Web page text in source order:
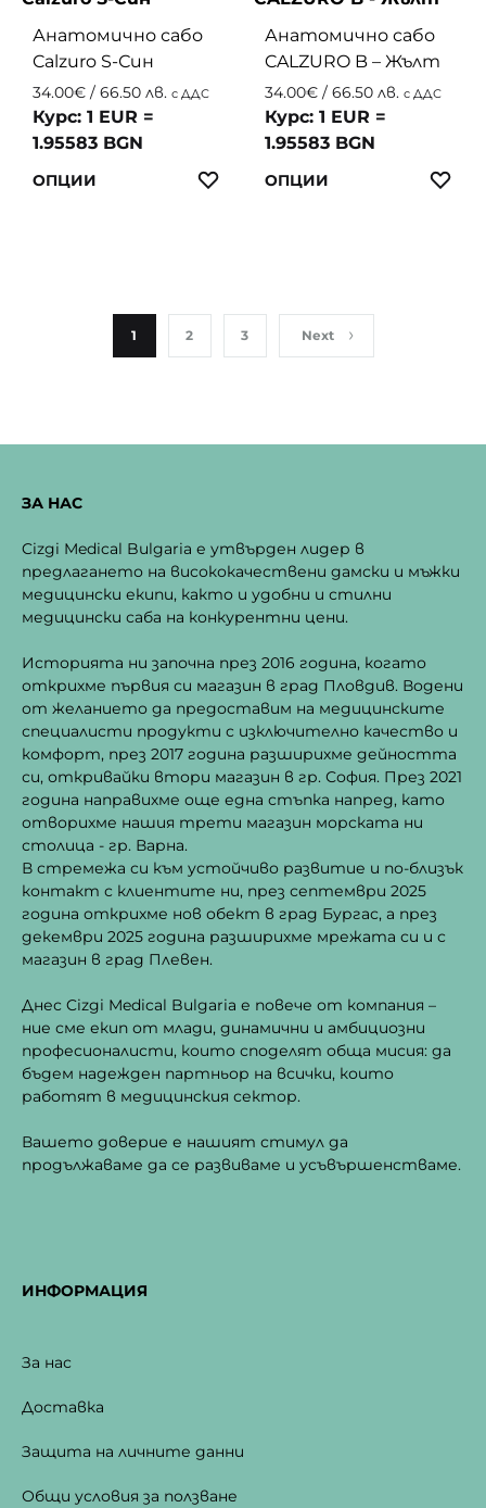
variants.
The
may
on
the
The
may
on
the
Анатомично сабо
Calzuro S-Син
34.00€ / 66.50 лв. с ДДС
Курс: 1 EUR =
1.95583 BGN
ОПЦИИ
This
The
options
may
on
ЛЮБИМИ
Анатомично сабо
CALZURO B – Жълт
34.00€ / 66.50 лв. с ДДС
Курс: 1 EUR =
1.95583 BGN
ОПЦИИ
This
on
1 2 3 Next
ЗА НАС
Cizgi Medical Bulgaria е утвърден лидер в
предлагането на висококачествени дамски и мъжки
медицински екипи, както и удобни и стилни
медицински саба на конкурентни цени.
Историята ни започна през 2016 година, когато
открихме първия си магазин в град Пловдив. Водени
от желанието да предоставим на медицинските
специалисти продукти с изключително качество и
комфорт, през 2017 година разширихме дейността
си, откривайки втори магазин в гр. София. През 2021
година направихме още една стъпка напред, като
отворихме нашия трети магазин морската ни
столица - гр. Варна.
В стремежа си към устойчиво развитие и по-близък
контакт с клиентите ни, през септември 2025
година открихме нов обект в град Бургас, а през
декември 2025 година разширихме мрежата си и с
магазин в град Плевен.
Днес Cizgi Medical Bulgaria е повече от компания –
ние сме екип от млади, динамични и амбициозни
професионалисти, които споделят обща мисия: да
бъдем надежден партньор на всички, които
работят в медицинския сектор.
Вашето доверие е нашият стимул да
продължаваме да се развиваме и усъвършенстваме.
ИНФОРМАЦИЯ
За нас
Доставка
Защита на личните данни
Общи условия за ползване